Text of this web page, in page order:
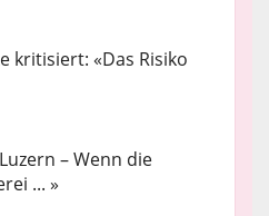
kritisiert: «Das Risiko
– Wenn die
... »